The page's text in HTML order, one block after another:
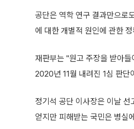
공단은 역학 연구 결과만으로
에 대한 개별적 원인에 관한
재판부는 "원고 주장을 받아
2020년 11월 내려진 1심 판단
정기석 공단 이사장은 이날
얻지만 피해받는 국민은 병실